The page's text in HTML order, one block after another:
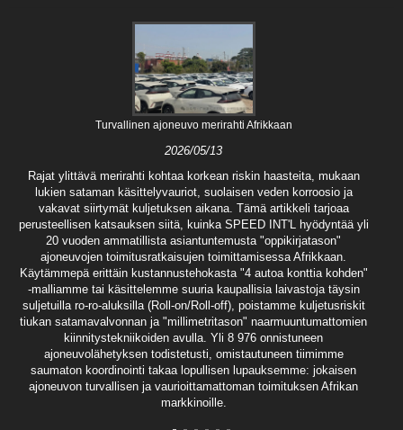
Turvallinen ajoneuvo merirahti Afrikkaan
2026/05/13
Rajat ylittävä merirahti kohtaa korkean riskin haasteita, mukaan
lukien sataman käsittelyvauriot, suolaisen veden korroosio ja
vakavat siirtymät kuljetuksen aikana. Tämä artikkeli tarjoaa
perusteellisen katsauksen siitä, kuinka SPEED INT'L hyödyntää yli
20 vuoden ammatillista asiantuntemusta "oppikirjatason"
ajoneuvojen toimitusratkaisujen toimittamisessa Afrikkaan.
Käytämmepä erittäin kustannustehokasta "4 autoa konttia kohden"
-malliamme tai käsittelemme suuria kaupallisia laivastoja täysin
suljetuilla ro-ro-aluksilla (Roll-on/Roll-off), poistamme kuljetusriskit
tiukan satamavalvonnan ja "millimetritason" naarmuuntumattomien
kiinnitystekniikoiden avulla. Yli 8 976 onnistuneen
ajoneuvolähetyksen todistetusti, omistautuneen tiimimme
saumaton koordinointi takaa lopullisen lupauksemme: jokaisen
ajoneuvon turvallisen ja vaurioittamattoman toimituksen Afrikan
markkinoille.